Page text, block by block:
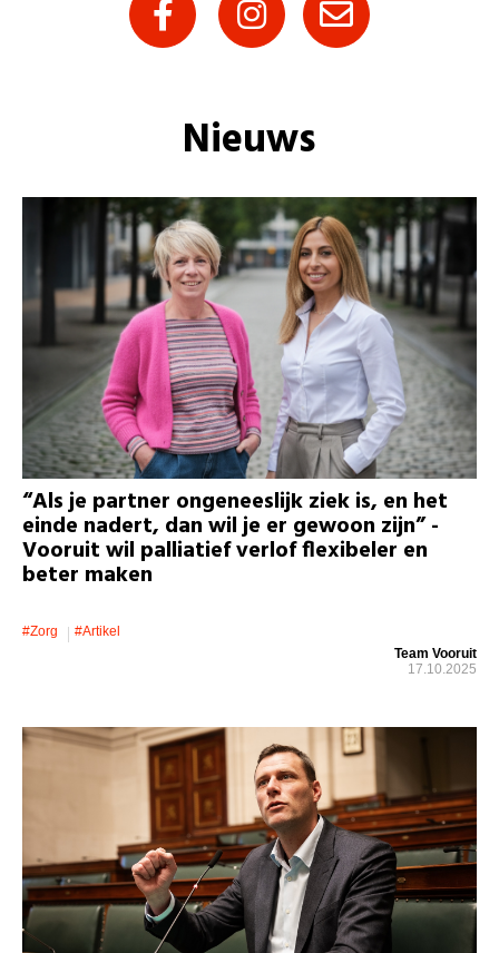
Nieuws
“Als je partner ongeneeslijk ziek is, en het
einde nadert, dan wil je er gewoon zijn” -
Vooruit wil palliatief verlof flexibeler en
beter maken
#zorg
#artikel
Team Vooruit
17.10.2025